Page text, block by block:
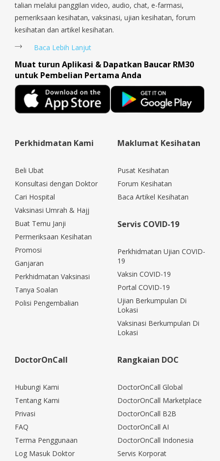
talian melalui panggilan video, audio, chat, e-farmasi,
pemeriksaan kesihatan, vaksinasi, ujian kesihatan, forum
kesihatan dan artikel kesihatan.
Baca Lebih Lanjut
Muat turun Aplikasi & Dapatkan Baucar RM30
untuk Pembelian Pertama Anda
Perkhidmatan Kami
Beli Ubat
Konsultasi dengan Doktor
Cari Hospital
Vaksinasi Umrah & Hajj
Buat Temu Janji
Permeriksaan Kesihatan
Promosi
Ganjaran
Perkhidmatan Vaksinasi
Tanya Soalan
Polisi Pengembalian
Maklumat Kesihatan
Pusat Kesihatan
Forum Kesihatan
Baca Artikel Kesihatan
Servis COVID-19
Perkhidmatan Ujian COVID-
19
Vaksin COVID-19
Portal COVID-19
Ujian Berkumpulan Di
Lokasi
Vaksinasi Berkumpulan Di
Lokasi
DoctorOnCall
Hubungi Kami
Tentang Kami
Privasi
FAQ
Terma Penggunaan
Log Masuk Doktor
Rangkaian DOC
DoctorOnCall Global
DoctorOnCall Marketplace
DoctorOnCall B2B
DoctorOnCall AI
DoctorOnCall Indonesia
Servis Korporat